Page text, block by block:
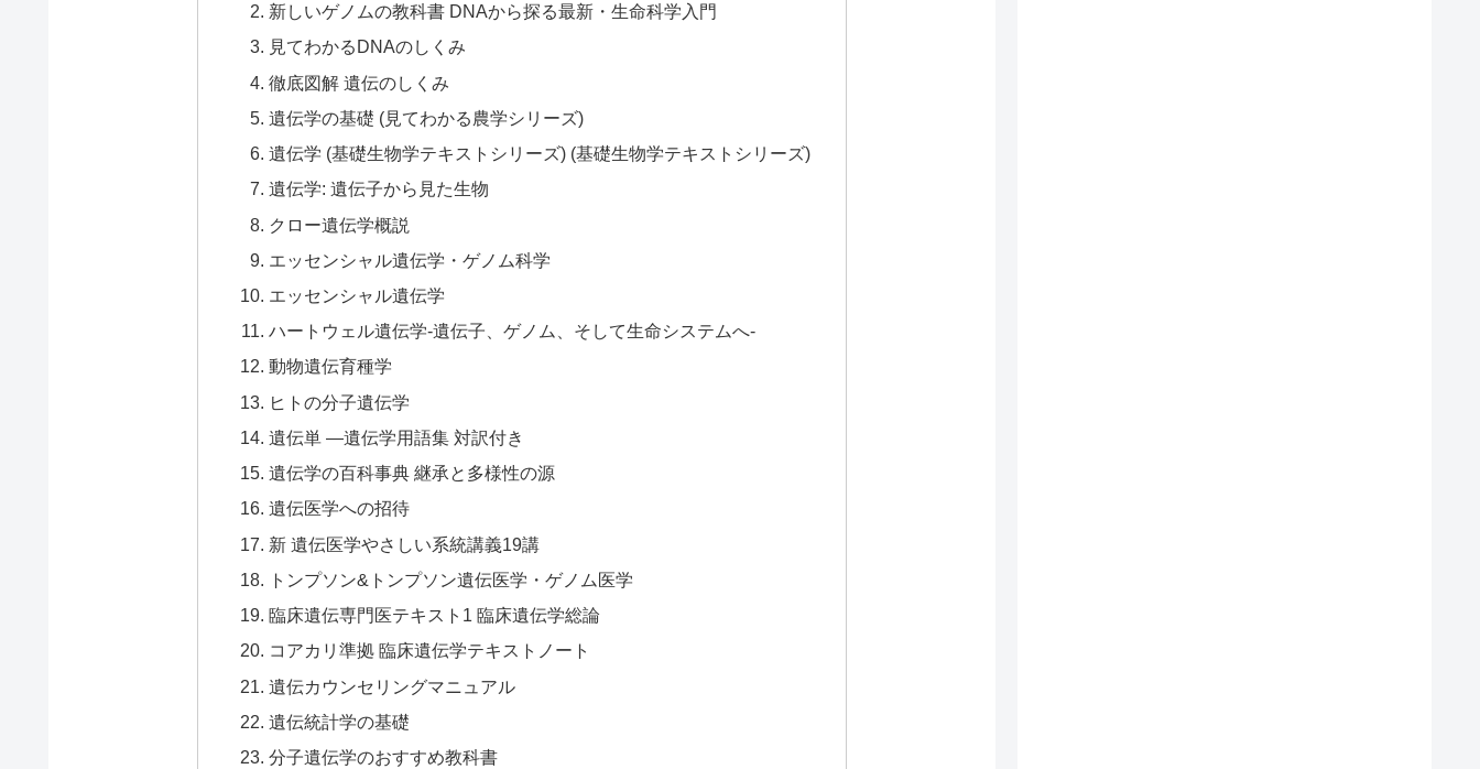
新しいゲノムの教科書 DNAから探る最新・生命科学入門
見てわかるDNAのしくみ
徹底図解 遺伝のしくみ
遺伝学の基礎 (見てわかる農学シリーズ)
遺伝学 (基礎生物学テキストシリーズ) (基礎生物学テキストシリーズ)
遺伝学: 遺伝子から見た生物
クロー遺伝学概説
エッセンシャル遺伝学・ゲノム科学
エッセンシャル遺伝学
ハートウェル遺伝学-遺伝子、ゲノム、そして生命システムへ-
動物遺伝育種学
ヒトの分子遺伝学
遺伝単 ―遺伝学用語集 対訳付き
遺伝学の百科事典 継承と多様性の源
遺伝医学への招待
新 遺伝医学やさしい系統講義19講
トンプソン&トンプソン遺伝医学・ゲノム医学
臨床遺伝専門医テキスト1 臨床遺伝学総論
コアカリ準拠 臨床遺伝学テキストノート
遺伝カウンセリングマニュアル
遺伝統計学の基礎
分子遺伝学のおすすめ教科書